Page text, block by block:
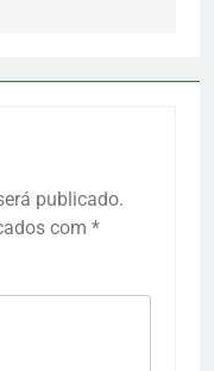
publicado.
com *